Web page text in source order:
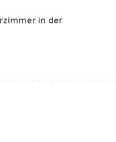
in der